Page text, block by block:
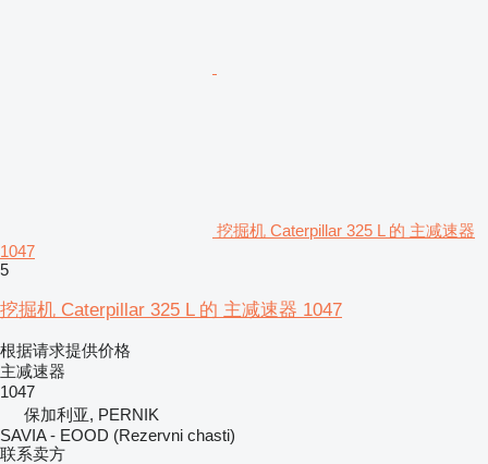
挖掘机 Caterpillar 325 L 的 主减速器
1047
5
挖掘机 Caterpillar 325 L 的 主减速器 1047
根据请求提供价格
主减速器
1047
保加利亚, PERNIK
SAVIA - EOOD (Rezervni chasti)
联系卖方